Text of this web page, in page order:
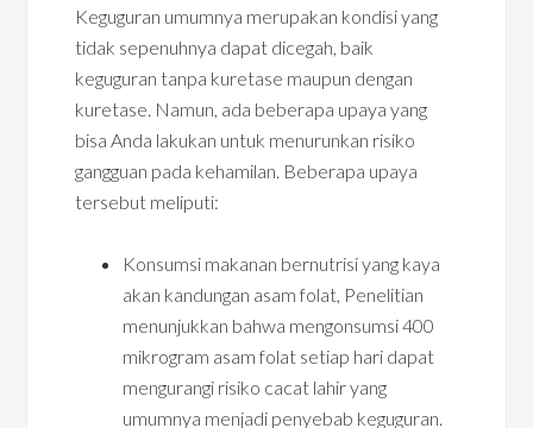
Keguguran umumnya merupakan kondisi yang
tidak sepenuhnya dapat dicegah, baik
keguguran tanpa kuretase maupun dengan
kuretase. Namun, ada beberapa upaya yang
bisa Anda lakukan untuk menurunkan risiko
gangguan pada kehamilan. Beberapa upaya
tersebut meliputi:
Konsumsi makanan bernutrisi yang kaya
akan kandungan asam folat, Penelitian
menunjukkan bahwa mengonsumsi 400
mikrogram asam folat setiap hari dapat
mengurangi risiko cacat lahir yang
umumnya menjadi penyebab keguguran.